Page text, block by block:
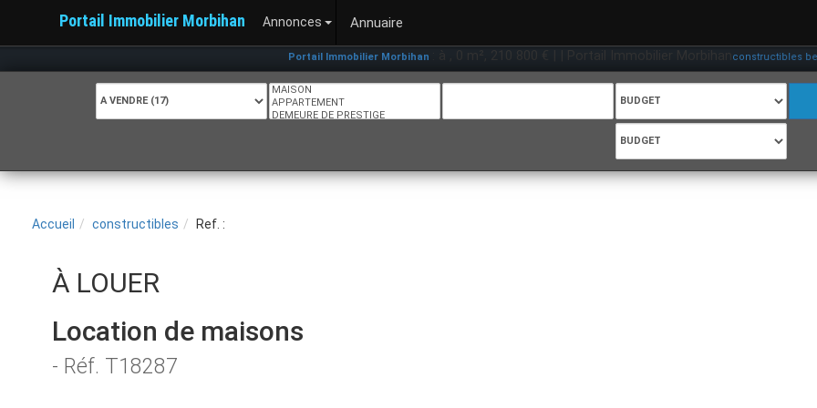
Portail Immobilier Morbihan: à , 0 m², 210 800 € | | Portail Immobilier Morbihan constructibles belz ,
Portail Immobilier Morbihan Annonces Annuaire
Accueil constructibles Ref. :
À LOUER
Location de maisons
- Réf. T18287